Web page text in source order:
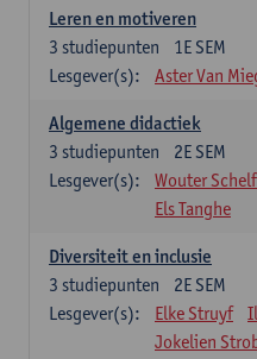
Leren en motiveren
1E SEM
3 studiepunten
Lesgever(s):
Aster Van
Algemene didactiek
2E SEM
3 studiepunten
Lesgever(s):
Wouter
Els Tanghe
Diversiteit en inclusie
2E SEM
3 studiepunten
Lesgever(s):
Elke Struyf
Jokelien